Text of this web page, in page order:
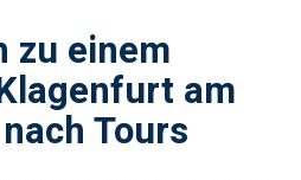
zu einem
am
Tours